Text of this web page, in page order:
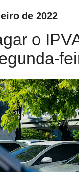
de 2022
o